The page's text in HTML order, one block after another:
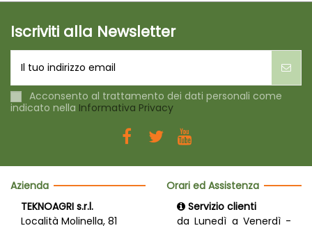
Iscriviti alla Newsletter
Acconsento al trattamento dei dati personali come
indicato nella Informativa Privacy
Azienda
TEKNOAGRI s.r.l.
Località Molinella, 81
Orari ed Assistenza
Servizio clienti
da Lunedì a Venerdì -